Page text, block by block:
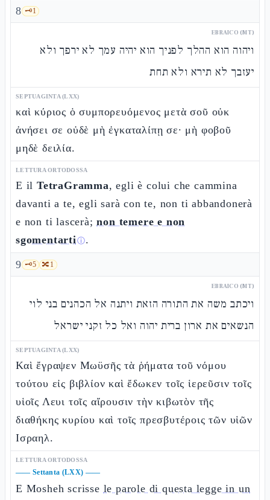
8 🗝️1
EBRAICO (MT)
ויהוה הוא ההלך לפניך הוא יהיה עמך לא ירפך ולא
יעזבך לא תירא ולא תחת
SEPTUAGINTA (LXX)
καὶ κύριος ὁ συμπορευόμενος μετὰ σοῦ οὐκ
ἀνήσει σε οὐδὲ μὴ ἐγκαταλίπῃ σε· μὴ φοβοῦ
μηδὲ δειλία.
LETTURA ORTODOSSA
E il TetraGramma, egli è colui che cammina
davanti a te, egli sarà con te, non ti abbandonerà
e non ti lascerà;non temere e non
sgomentartiⓘ.
9 🗝️5 🔀1
EBRAICO (MT)
ויכתב משה את התורה הזאת ויתנה אל הכהנים בני לוי
הנשאים את ארון ברית יהוה ואל כל זקני ישראל
SEPTUAGINTA (LXX)
Καὶ ἔγραψεν Μωϋσῆς τὰ ῥήματα τοῦ νόμου
τούτου εἰς βιβλίον καὶ ἔδωκεν τοῖς ἱερεῦσιν τοῖς
υἱοῖς Λευι τοῖς αἴρουσιν τὴν κιβωτὸν τῆς
διαθήκης κυρίου καὶ τοῖς πρεσβυτέροις τῶν υἱῶν
Ισραηλ.
LETTURA ORTODOSSA
—— Settanta (LXX) ——
E Mosheh scrisse le parole di questa legge in un